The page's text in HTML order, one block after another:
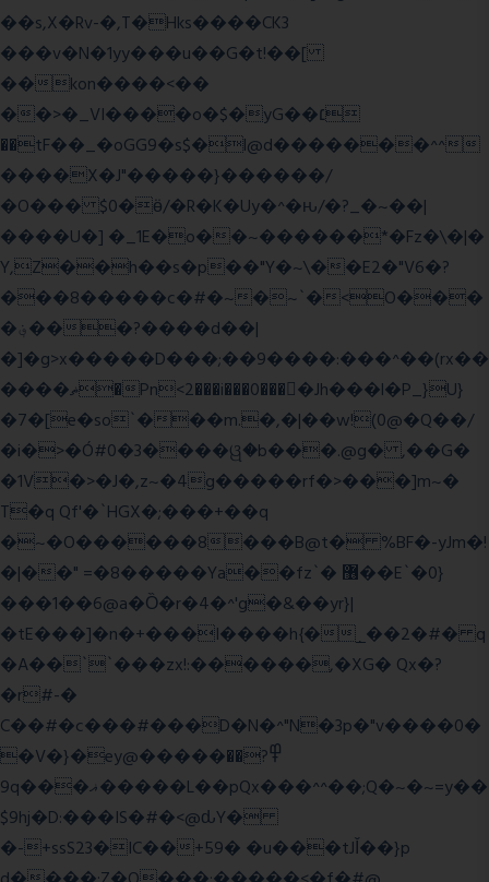
��s,X�Rv-�,T�Hks����CK3
���v�N�1yy���u��G�t!��[
��kon����<��
��>�_VI����o�$�yG��׆
��tF��_�oGG9�s$�l@d�������^^
����X�J"�����}������/
�O��� $0�ӫ/�R�K�Uy�^�ԋ/�?_�~��|
����U�] �_1E�o��~������*�Fz�\�|�
Y,Z��h��s�p��"Y�~\��E2�"V6�?
���8�����c�#�~�~`�<O���
�؋���?����d��|
�]�g>x�����D���;��9����:���^��(rx��
����ޡ�Pn<2���i���0���𩆿�Jh���l�P_}U}
�7�[e�so`���m.�,�|��w!(0@�Q��/
�i�>�Ó#0�3����ୱ�b���.@g� ,��G�
�1V�>�J�,z~�4g�����rf�>���]m~�
T�q Qf'�`HGX�;���+��q
�~�O������8���B@t� %BF�-yJm�!
�|��" =�8�����Ya��fz`� ޶��E`�0}
���1��6@a�Ȍ�r�4�^'g�&��yr}|
�tE���]�n�+���I����h{�_̣��2�#� q
�A��``���zx!:������,�XG� Qx�?
�r#-�
C��#�c���#���D�N�^"N�3p�"v����0�
�V�}�ey@�����߾?��
9q���ޣ�����L��pQx���^^��;Q�~�~=y��
$9hj�D:���IS�#�<@ԃY�
�-+ssS23�IC��+59� �u���tJǏ��}p